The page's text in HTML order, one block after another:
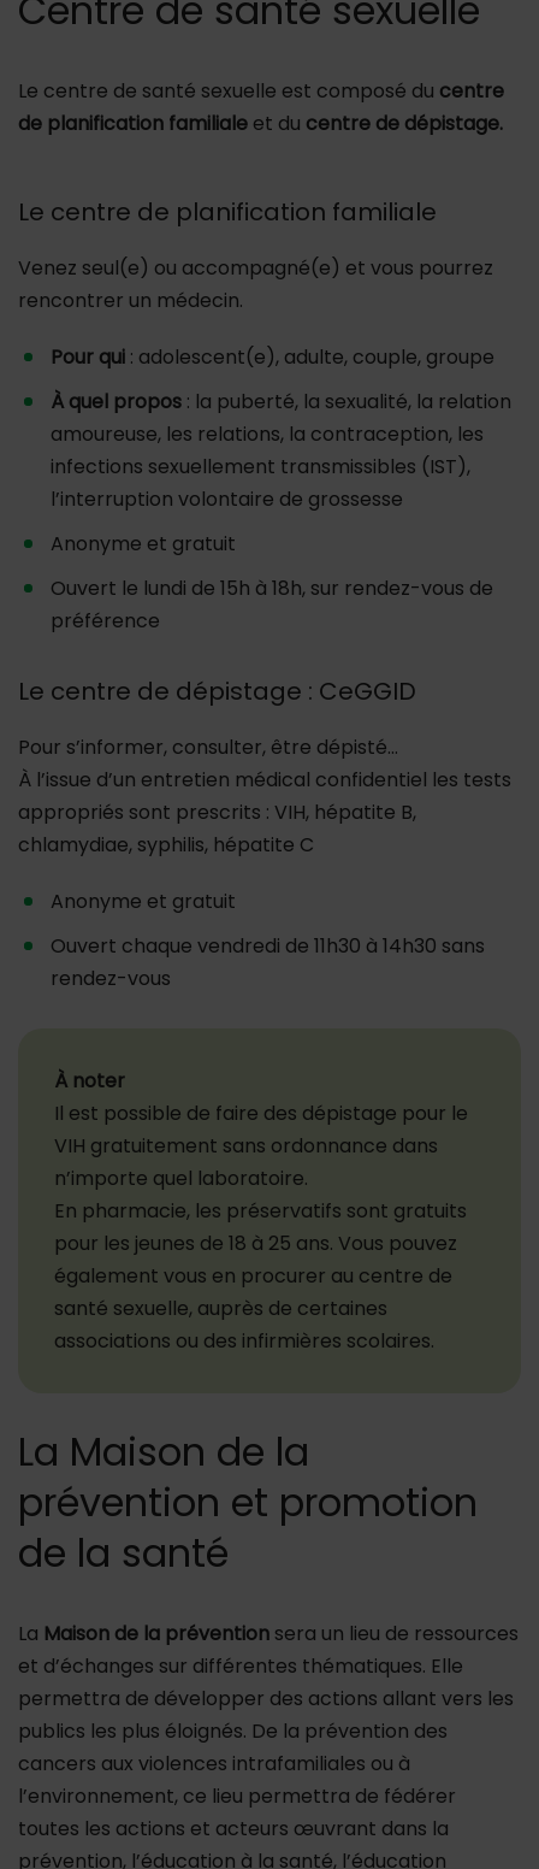
Le centre de santé sexuelle est composé du centre
de planification familiale et du centre de dépistage.
Le centre de planification familiale
Venez seul(e) ou accompagné(e) et vous pourrez
rencontrer un médecin.
Pour qui : adolescent(e), adulte, couple, groupe
À quel propos : la puberté, la sexualité, la relation
amoureuse, les relations, la contraception, les
infections sexuellement transmissibles (IST),
l’interruption volontaire de grossesse
Anonyme et gratuit
Ouvert le lundi de 15h à 18h, sur rendez-vous de
préférence
Le centre de dépistage : CeGGID
Pour s’informer, consulter, être dépisté…
À l’issue d’un entretien médical confidentiel les tests
appropriés sont prescrits : VIH, hépatite B,
chlamydiae, syphilis, hépatite C
Anonyme et gratuit
Ouvert chaque vendredi de 11h30 à 14h30 sans
rendez-vous
À noter
Il est possible de faire des dépistage pour le
VIH gratuitement sans ordonnance dans
n’importe quel laboratoire.
En pharmacie, les préservatifs sont gratuits
pour les jeunes de 18 à 25 ans. Vous pouvez
également vous en procurer au centre de
santé sexuelle, auprès de certaines
associations ou des infirmières scolaires.
La Maison de la
prévention et promotion
de la santé
La Maison de la prévention sera un lieu de ressources
et d’échanges sur différentes thématiques. Elle
permettra de développer des actions allant vers les
publics les plus éloignés. De la prévention des
cancers aux violences intrafamiliales ou à
l’environnement, ce lieu permettra de fédérer
toutes les actions et acteurs œuvrant dans la
prévention, l’éducation à la santé, l’éducation